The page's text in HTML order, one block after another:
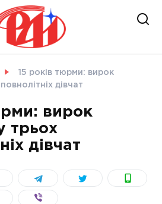
15 років тюрми: вирок
дівчат
вирок
трьох
дівчат